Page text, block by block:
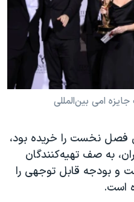
امی بین‌المللی
نخست را خریده بود،
به صف تهیه‌کنندگان
بودجه قابل توجهی را
است.